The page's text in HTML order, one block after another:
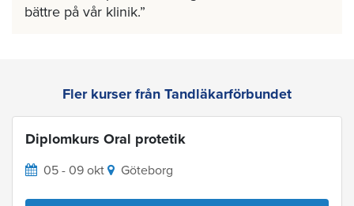
bättre på vår klinik.
Fler kurser från Tandläkarförbundet
Diplomkurs Oral protetik
05 - 09 okt Göteborg